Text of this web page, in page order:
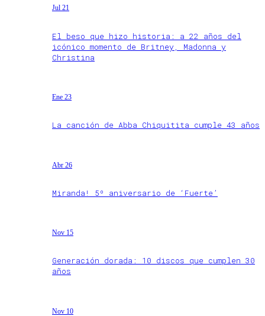
Jul 21
El beso que hizo historia: a 22 años del
icónico momento de Britney, Madonna y
Christina
Ene 23
La canción de Abba Chiquitita cumple 43 años
Abr 26
Miranda! 5º aniversario de ‘Fuerte’
Nov 15
Generación dorada: 10 discos que cumplen 30
años
Nov 10